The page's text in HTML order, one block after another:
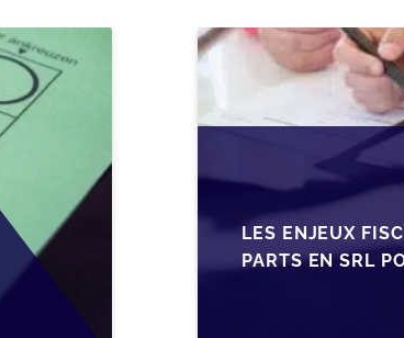
LES ENJEUX
PARTS EN SRL